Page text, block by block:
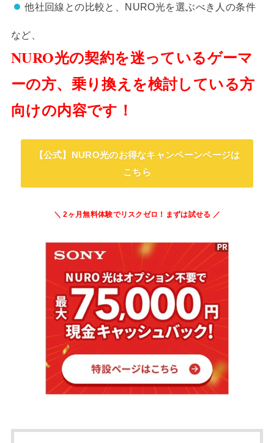
他社回線との比較と、NURO光を選ぶべき人の条件
など、
NURO光の契約を迷っているゲーマ
ーの方、乗り換えを検討している方
向けの内容です！
【公式】NURO光のお得なキャンペーンページは
こちら
＼ 2ヶ月無料体験でリスクゼロ！まずは試せる ／